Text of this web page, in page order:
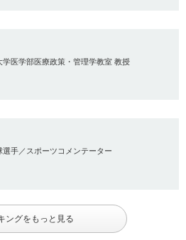
学医学部医療政策・管理学教室 教授
選手／スポーツコメンテーター
ングをもっと見る